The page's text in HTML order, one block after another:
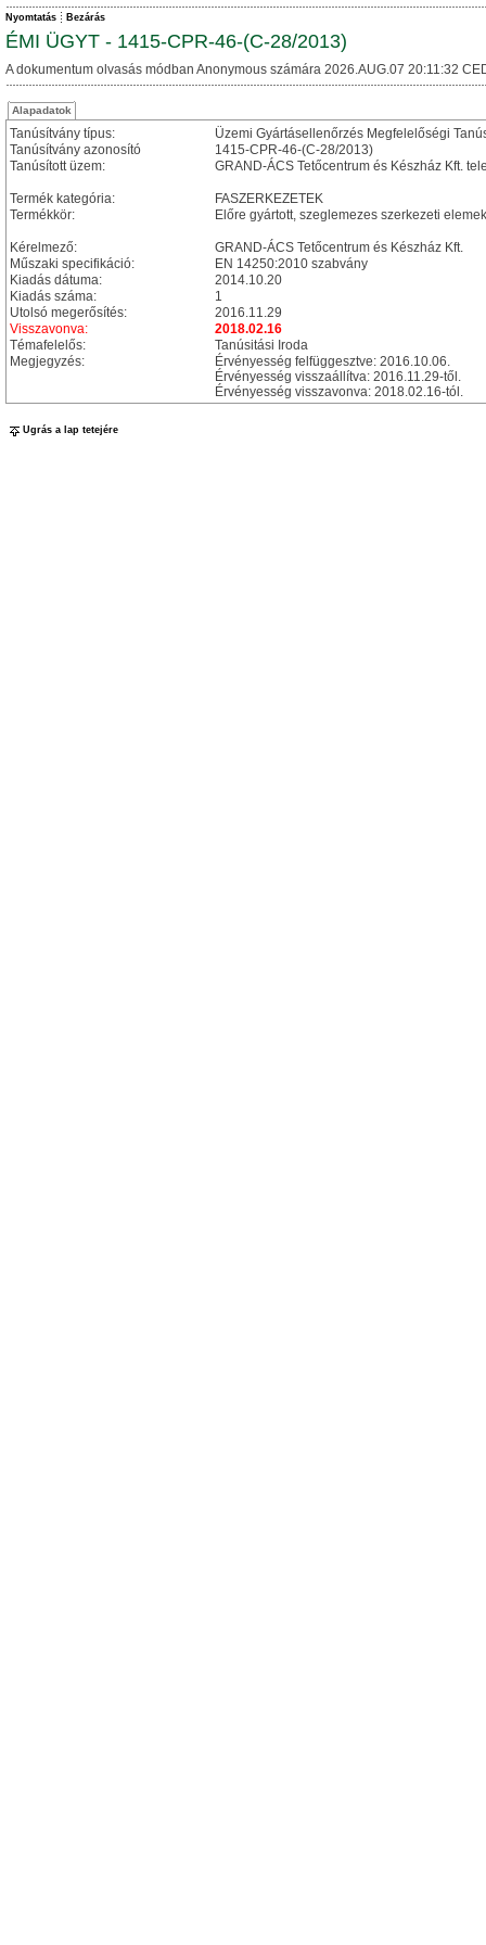
Nyomtatás Bezárás
ÉMI ÜGYT - 1415-CPR-46-(C-28/2013)
A dokumentum olvasás módban Anonymous számára 2026.AUG.07 20:11:32
Alapadatok
Tanúsítvány típus:
Üzemi Gyártásellenőrzés Megfelelőségi
Tanúsítvány azonosító
1415-CPR-46-(C-28/2013)
Tanúsított üzem:
GRAND-ÁCS Tetőcentrum és Készház Kft.
Termék kategória:
FASZERKEZETEK
Termékkör:
Előre gyártott, szeglemezes szerkezeti elemek
Kérelmező:
GRAND-ÁCS Tetőcentrum és Készház Kft.
Műszaki specifikáció:
EN 14250:2010 szabvány
Kiadás dátuma:
2014.10.20
Kiadás száma:
1
Utolsó megerősítés:
2016.11.29
Visszavonva:
2018.02.16
Témafelelős:
Tanúsitási Iroda
Megjegyzés:
Érvényesség felfüggesztve: 2016.10.06.
Érvényesség visszaállítva: 2016.11.29-től.
Érvényesség visszavonva: 2018.02.16-tól.
Ugrás a lap tetejére